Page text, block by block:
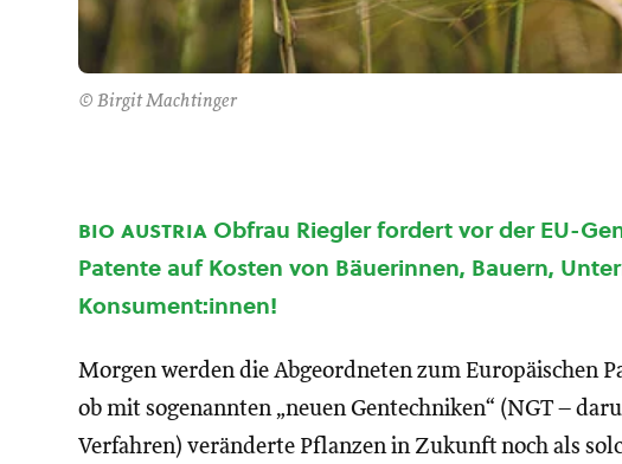
© Birgit Machtinger
bio austria Obfrau Riegler fordert vor der EU-
Patente auf Kosten von Bäuerinnen, Bauern,
Konsument:innen!
Morgen werden die Abgeordneten zum Europäischen
ob mit sogenannten „neuen Gentechniken“ (NGT –
Verfahren) veränderte Pflanzen in Zukunft noch als